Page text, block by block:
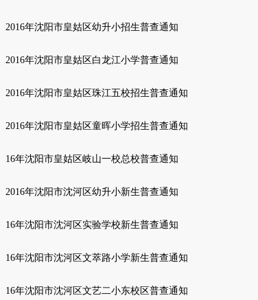
2016年沈阳市皇姑区幼升小招生普查通知
2016年沈阳市皇姑区白龙江小学普查通知
2016年沈阳市皇姑区珠江五校招生普查通知
2016年沈阳市皇姑区童晖小学招生普查通知
16年沈阳市皇姑区岐山一校总校普查通知
2016年沈阳市沈河区幼升小新生普查通知
16年沈阳市沈河区实验学校新生普查通知
16年沈阳市沈河区文萃路小学新生普查通知
16年沈阳市沈河区文艺二小东校区普查通知